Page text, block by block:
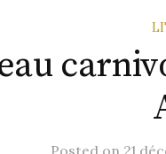
Posted on 21